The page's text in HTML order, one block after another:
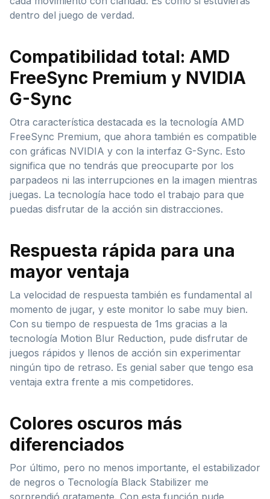
dentro del juego de verdad.
Compatibilidad total: AMD
FreeSync Premium y NVIDIA
G-Sync
Otra característica destacada es la tecnología AMD
FreeSync Premium, que ahora también es compatible
con gráficas NVIDIA y con la interfaz G-Sync. Esto
significa que no tendrás que preocuparte por los
parpadeos ni las interrupciones en la imagen mientras
juegas. La tecnología hace todo el trabajo para que
puedas disfrutar de la acción sin distracciones.
Respuesta rápida para una
mayor ventaja
La velocidad de respuesta también es fundamental al
momento de jugar, y este monitor lo sabe muy bien.
Con su tiempo de respuesta de 1ms gracias a la
tecnología Motion Blur Reduction, pude disfrutar de
juegos rápidos y llenos de acción sin experimentar
ningún tipo de retraso. Es genial saber que tengo esa
ventaja extra frente a mis competidores.
Colores oscuros más
diferenciados
Por último, pero no menos importante, el estabilizador
de negros o Tecnología Black Stabilizer me
sorprendió gratamente. Con esta función pude